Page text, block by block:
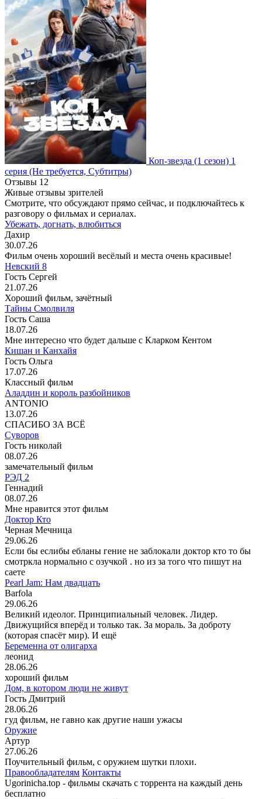
Коп-звезда (1 сезон) 1
серия (Не требуется, Субтитры)
Отзывы 12
Живые отзывы зрителей
Смотрите, что обсуждают прямо сейчас, и подключайтесь к
разговору о фильмах и сериалах.
Убежать, догнать, влюбиться
Дахир
30.07.26
Фильм очень хороший весёлый и места очень красивые!
Невский 8
Гость Сергей
21.07.26
Хороший фильм, зачётный
Тайны Смолвиля
Гость Саша
18.07.26
Мне интересно что будет дальше с Кларком Кентом
Кишан и Канхайя
Гость Ольга
17.07.26
Классный фильм
Аладдин и король разбойников
ANTONIO
13.07.26
СПАСИБО ЗА ВСЁ
Суворов
Гость николай
08.07.26
замечательный фильм
РЭД 2
Геннадий
08.07.26
Мне нравится этот фильм
Доктор Кто
Черная Мечница
29.06.26
Если бы еслибы ебланы гение не заблокали доктор кто то бы
смотркла нормально с озучкой . но из за того что пишут на
саете
Pearl Jam: Нам двадцать
Barfola
29.06.26
Великий идеолог. Принципиальный человек. Лидер.
Движущийся вперёд и только так. За мораль. За доброту
(которая спасёт мир). И ещё
Беременна от олигарха
леонид
28.06.26
хороший фильм
Дом, в котором люди не живут
Гость Дмитрий
28.06.26
гуд фильм, не гавно как другие наши ужасы
Оружие
Артур
27.06.26
Поучительный фильм, с оружием шутки плохи.
Правообладателям Контакты
Ugorinicha.top - фильмы скачать с торрента на каждый день
бесплатно